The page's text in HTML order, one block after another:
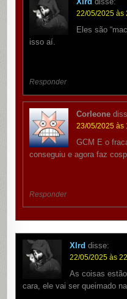
22/05/2025 às
Eles são
isso aí.
Responder
Corleone
23/05/2025 às
GCM E o
conseguiu e agora faz
Responder
Xlrd disse:
22/05/2025 às
As coisas
cara, ele vai ser queimado